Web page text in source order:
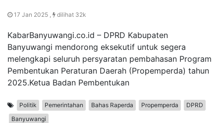
17 Jan 2025 , dilihat 32k
KabarBanyuwangi.co.id – DPRD Kabupaten
Banyuwangi mendorong eksekutif untuk segera
melengkapi seluruh persyaratan pembahasan Program
Pembentukan Peraturan Daerah (Propemperda) tahun
2025.Ketua Badan Pembentukan
Politik Pemerintahan Bahas Raperda Propemperda
DPRD
Banyuwangi